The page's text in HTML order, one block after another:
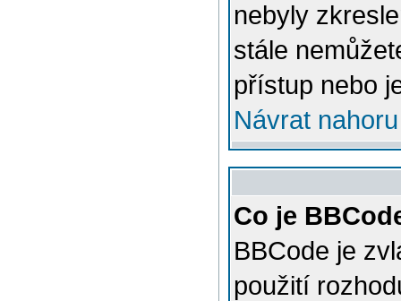
nebyly
stále
přístup nebo
Návrat nahoru
Co je
BBCode je
použití